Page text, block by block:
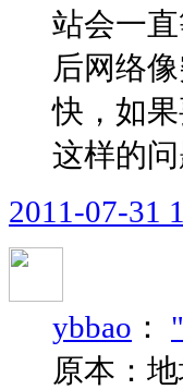
站会一
后网络
快，如
这样的
2011-07-31
ybbao ：
原本：